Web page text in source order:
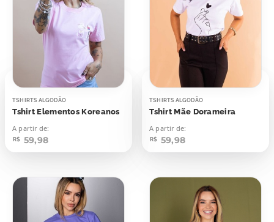
TSHIRTS ALGODÃO
Tshirt Elementos Koreanos
A partir de:
R$ 59,98
TSHIRTS ALGODÃO
Tshirt Mãe Dorameira
A partir de:
R$ 59,98